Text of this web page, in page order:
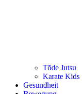
Tōde Jutsu
Kara­te Kids
Gesund­heit